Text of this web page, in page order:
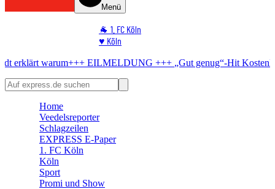
Menü
🐐 1. FC Köln
♥️ Köln
🏆 Sport
EILMELDUNG +++„Gut genug“-HitKostenlos-Konzert in
Home
Veedelsreporter
Schlagzeilen
EXPRESS E-Paper
1. FC Köln
Köln
Sport
Promi und Show